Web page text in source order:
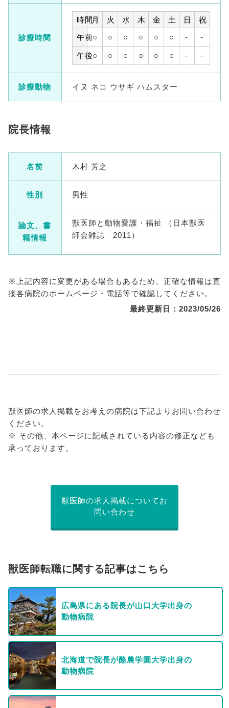
診療時間
時間月 火 水 木 金 土 日
祝
午前○ ○ ○ ○ ○ ○ - -
午後○ ○ ○ ○ ○ ○ - -
診療動物 イヌ ネコ ウサギ ハムスター
院長情報
名前 木村 芳之
性別 男性
論文、書
籍情報
獣医師と動物愛護・福祉 （日本獣医
師会雑誌 2011）
※上記内容に変更がある場合もあるため、正確な情報は直
接各病院のホームページ・電話等で確認してください。
最終更新日：2023/05/26
獣医師の求人掲載をお考えの病院は下記よりお問い合わせ
ください。
※ その他、本ページに記載されている内容の修正なども
承っております。
獣医師の求人掲載についてお
問い合わせ
獣医師転職に関する記事はこちら
広島県にある院長が山口大学出身の
動物病院
北海道で院長が酪農学園大学出身の
動物病院